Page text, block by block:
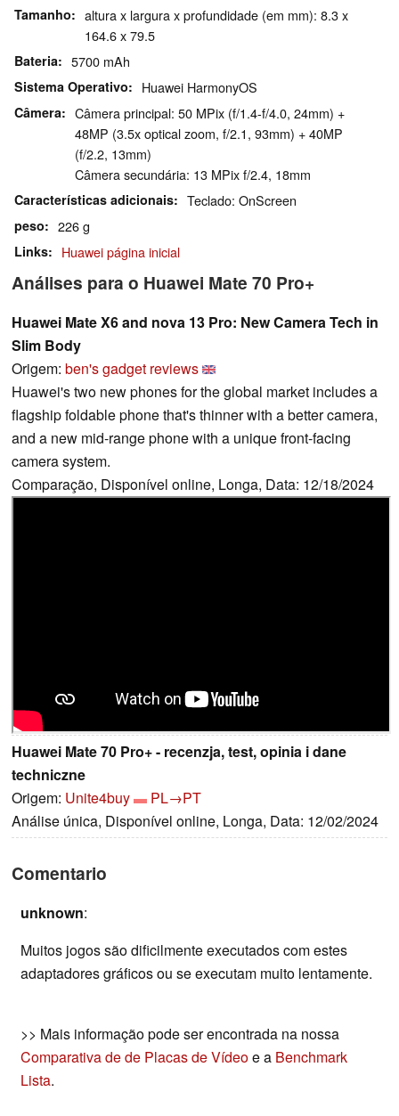
Tamanho
altura x largura x profundidade (em mm): 8.3 x
164.6 x 79.5
Bateria 5700 mAh
Sistema Operativo Huawei HarmonyOS
Câmera
Câmera principal: 50 MPix (f/1.4-f/4.0, 24mm) +
48MP (3.5x optical zoom, f/2.1, 93mm) + 40MP
(f/2.2, 13mm)
Câmera secundária: 13 MPix f/2.4, 18mm
Características adicionais Teclado: OnScreen
peso 226 g
Links Huawei página inicial
Análises para o Huawei Mate 70 Pro+
Huawei Mate X6 and nova 13 Pro: New Camera Tech in
Slim Body
Origem: ben's gadget reviews
Huawei's two new phones for the global market includes a
flagship foldable phone that's thinner with a better camera,
and a new mid-range phone with a unique front-facing
camera system.
Comparação, Disponível online, Longa, Data: 12/18/2024
Huawei Mate 70 Pro+ - recenzja, test, opinia i dane
techniczne
Origem: Unite4buy
PL→PT
Análise única, Disponível online, Longa, Data: 12/02/2024
Comentario
unknown:
Muitos jogos são dificilmente executados com estes
adaptadores gráficos ou se executam muito lentamente.
>> Mais informação pode ser encontrada na nossa
Comparativa de de Placas de Vídeoe a Benchmark
Lista.